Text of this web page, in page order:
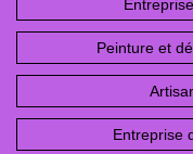
Peinture et
Entreprise